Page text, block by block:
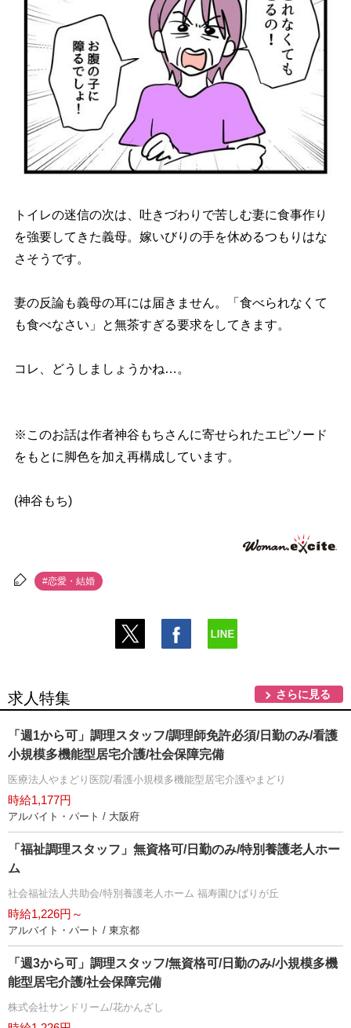
トイレの迷信の次は、吐きづわりで苦しむ妻に食事作り
を強要してきた義母。嫁いびりの手を休めるつもりはな
さそうです。
妻の反論も義母の耳には届きません。「食べられなくて
も食べなさい」と無茶すぎる要求をしてきます。
コレ、どうしましょうかね…。
※このお話は作者神谷もちさんに寄せられたエピソード
をもとに脚色を加え再構成しています。
(神谷もち)
#恋愛・結婚
求人特集 さらに見る
「週1から可」調理スタッフ/調理師免許必須/日勤のみ/看護
小規模多機能型居宅介護/社会保障完備
医療法人やまどり医院/看護小規模多機能型居宅介護やまどり
時給1,177円
アルバイト・パート / 大阪府
「福祉調理スタッフ」無資格可/日勤のみ/特別養護老人ホー
ム
社会福祉法人共助会/特別養護老人ホーム 福寿園ひばりが丘
時給1,226円～
アルバイト・パート / 東京都
「週3から可」調理スタッフ/無資格可/日勤のみ/小規模多機
能型居宅介護/社会保障完備
株式会社サンドリーム/花かんざし